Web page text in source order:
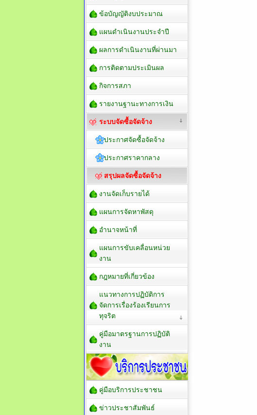
ข้อบัญญัติงบประมาณ
แผนดำเนินงานประจำปี
ผลการดำเนินงานที่ผ่านมา
การติดตามประเมินผล
กิจการสภา
รายงานฐานะทางการเงิน
ระบบจัดซื้อจัดจ้าง
ประกาศจัดซื้อจัดจ้าง
ประกาศราคากลาง
สรุปผลจัดซื้อจัดจ้าง
งานจัดเก็บรายได้
แผนการจัดหาพัสดุ
อำนาจหน้าที่
แผนการขับเคลื่อนหน่วย
งาน
กฎหมายที่เกี่ยวข้อง
แนวทางการปฏิบัติการ
จัดการเรื่องร้องเรียนการ
ทุจริต
คู่มือมาตรฐานการปฏิบัติ
งาน
คู่มือบริการประชาชน
ข่าวประชาสัมพันธ์